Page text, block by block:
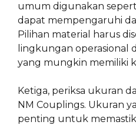
umum digunakan
dapat mempengaruhi
Pilihan material harus
lingkungan operasional
yang mungkin memiliki
Ketiga, periksa ukuran
NM Couplings. Ukuran
penting untuk